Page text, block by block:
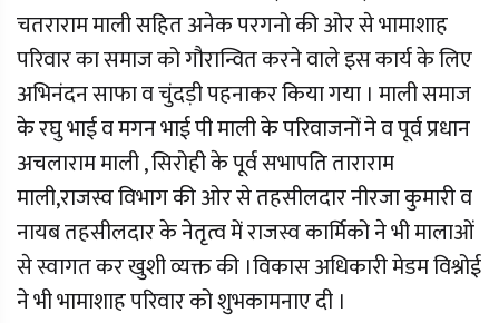
चतराराम माली सहित अनेक परगनो की ओर से भामाशाह
परिवार का समाज को गौरान्वित करने वाले इस कार्य के लिए
अभिनंदन साफा व चुंदड़ी पहनाकर किया गया । माली समाज
के रघु भाई व मगन भाई पी माली के परिवाजनों ने व पूर्व प्रधान
अचलाराम माली , सिरोही के पूर्व सभापति ताराराम
माली,राजस्व विभाग की ओर से तहसीलदार नीरजा कुमारी व
नायब तहसीलदार के नेतृत्व में राजस्व कार्मिको ने भी मालाओं
से स्वागत कर खुशी व्यक्त की ।विकास अधिकारी मेडम विश्नोई
ने भी भामाशाह परिवार को शुभकामनाए दी ।